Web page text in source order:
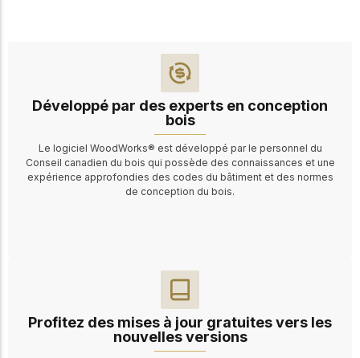
Développé par des experts en conception
bois
Le logiciel WoodWorks® est développé par le personnel du
Conseil canadien du bois qui possède des connaissances et une
expérience approfondies des codes du bâtiment et des normes
de conception du bois.
Profitez des mises à jour gratuites vers les
nouvelles versions